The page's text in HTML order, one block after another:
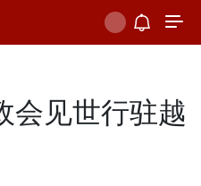
会见世行驻越